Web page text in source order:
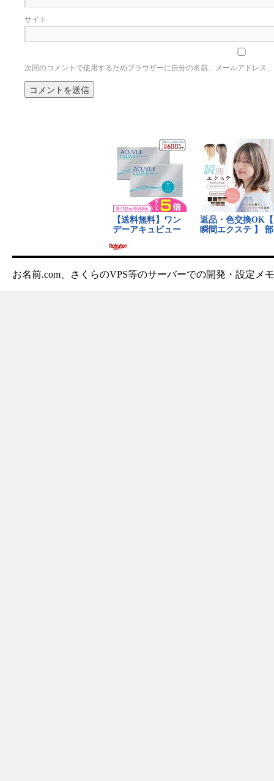
サイト
次回のコメントで使用するためブラウザーに自分の名前、メールアドレス
お名前.com、さくらのVPS等のサーバーでの開発・設定メモ